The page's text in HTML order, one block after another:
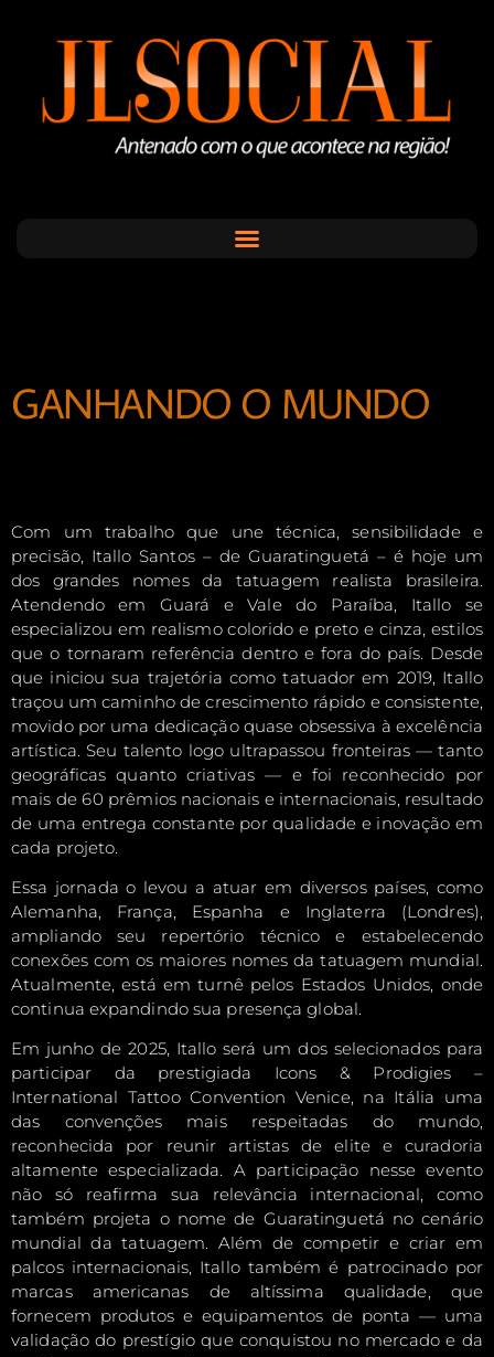
GANHANDO O MUNDO
Com um trabalho que une técnica, sensibilidade e
precisão, Itallo Santos – de Guaratinguetá – é hoje um
dos grandes nomes da tatuagem realista brasileira.
Atendendo em Guará e Vale do Paraíba, Itallo se
especializou em realismo colorido e preto e cinza, estilos
que o tornaram referência dentro e fora do país. Desde
que iniciou sua trajetória como tatuador em 2019, Itallo
traçou um caminho de crescimento rápido e consistente,
movido por uma dedicação quase obsessiva à excelência
artística. Seu talento logo ultrapassou fronteiras — tanto
geográficas quanto criativas — e foi reconhecido por
mais de 60 prêmios nacionais e internacionais, resultado
de uma entrega constante por qualidade e inovação em
cada projeto.
Essa jornada o levou a atuar em diversos países, como
Alemanha, França, Espanha e Inglaterra (Londres),
ampliando seu repertório técnico e estabelecendo
conexões com os maiores nomes da tatuagem mundial.
Atualmente, está em turnê pelos Estados Unidos, onde
continua expandindo sua presença global.
Em junho de 2025, Itallo será um dos selecionados para
participar da prestigiada Icons & Prodigies –
International Tattoo Convention Venice, na Itália uma
das convenções mais respeitadas do mundo,
reconhecida por reunir artistas de elite e curadoria
altamente especializada. A participação nesse evento
não só reafirma sua relevância internacional, como
também projeta o nome de Guaratinguetá no cenário
mundial da tatuagem. Além de competir e criar em
palcos internacionais, Itallo também é patrocinado por
marcas americanas de altíssima qualidade, que
fornecem produtos e equipamentos de ponta — uma
validação do prestígio que conquistou no mercado e da